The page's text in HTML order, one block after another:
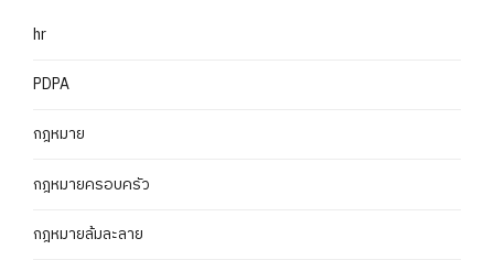
hr
PDPA
กฎหมาย
กฎหมายครอบครัว
กฎหมายล้มละลาย